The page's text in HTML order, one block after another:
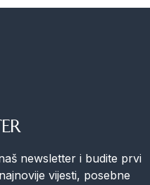
newsletter i budite prvi
vijesti, posebne